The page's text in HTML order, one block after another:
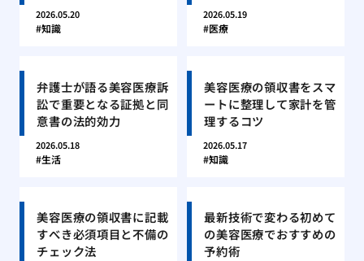
2026.05.20
知識
2026.05.19
医療
弁護士が語る美容医療訴
訟で重要となる証拠と同
意書の法的効力
2026.05.18
生活
美容医療の領収書をスマ
ートに整理して家計を管
理するコツ
2026.05.17
知識
美容医療の領収書に記載
すべき必須項目と不備の
チェック法
最新技術で変わる初めて
の美容医療でおすすめの
予約術